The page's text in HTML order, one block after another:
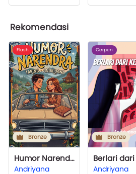
Rekomendasi
Flash
Bronze
Humor Narendra
Andriyana
Cerpen
Bronze
Andriyana